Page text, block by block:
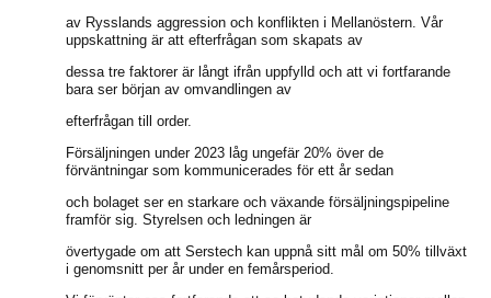
av Rysslands aggression och konflikten i Mellanöstern. Vår
uppskattning är att efterfrågan som skapats av
dessa tre faktorer är långt ifrån uppfylld och att vi fortfarande
bara ser början av omvandlingen av
efterfrågan till order.
Försäljningen under 2023 låg ungefär 20% över de
förväntningar som kommunicerades för ett år sedan
och bolaget ser en starkare och växande försäljningspipeline
framför sig. Styrelsen och ledningen är
övertygade om att Serstech kan uppnå sitt mål om 50% tillväxt
i genomsnitt per år under en femårsperiod.